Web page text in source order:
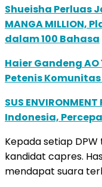
Shueisha Perluas
MANGA MILLION,
dalam 100 Bahasa
Haier Gandeng
Petenis
SUS
Indonesia,
Kepada setiap
kandidat capres.
mendapat suara